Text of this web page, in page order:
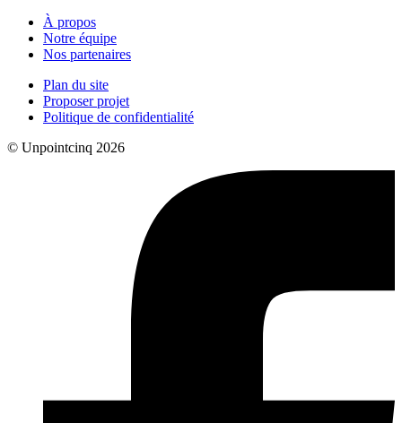
À propos
Notre équipe
Nos partenaires
Plan du site
Proposer projet
Politique de confidentialité
© Unpointcinq 2026